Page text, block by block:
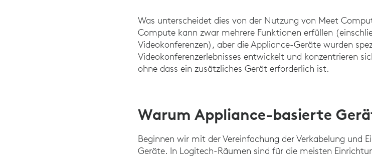
Was unterscheidet dies von der Nutzung von Meet
Compute kann zwar mehrere Funktionen erfüllen
Videokonferenzen), aber die Appliance-Geräte wurden
Videokonferenzerlebnisses entwickelt und konzentrieren
ohne dass ein zusätzliches Gerät erforderlich ist.
Warum Appliance-basierte
Beginnen wir mit der Vereinfachung der Verkabelung und
Geräte. In Logitech-Räumen sind für die meisten